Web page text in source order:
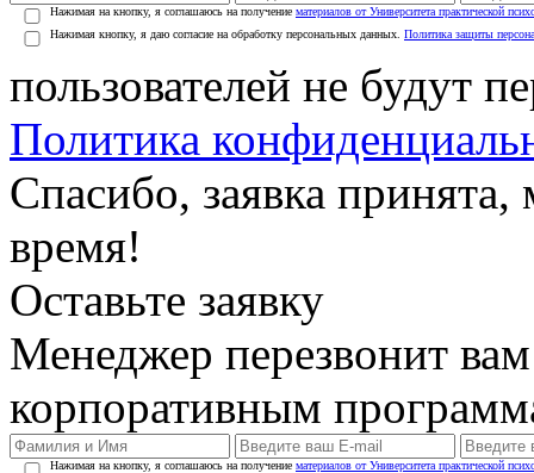
Нажимая на кнопку, я соглашаюсь на получение материалов от Университета практической
Нажимая кнопку, я даю согласие на обработку персональных данных. Политика защиты
пользователей не будут
Политика
Спасибо, заявка
время!
Оставьте заявку
Менеджер перезвонит
корпоративным
Нажимая на кнопку, я соглашаюсь на получение материалов от Университета практической